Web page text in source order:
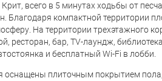
всего в 5 минутах ходьбы от
Благодаря компактной территории
На территории трехэтажного
ресторан, бар, TV-лаундж,
и бесплатный Wi-Fi в лобби.
оснащены плиточным покрытием